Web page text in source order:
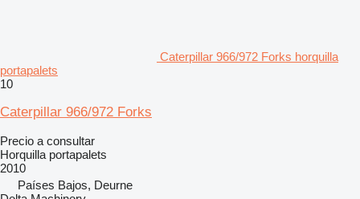
Caterpillar 966/972 Forks horquilla
portapalets
10
Caterpillar 966/972 Forks
Precio a consultar
Horquilla portapalets
2010
Países Bajos, Deurne